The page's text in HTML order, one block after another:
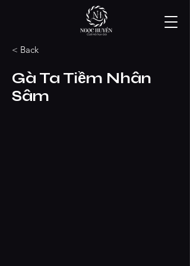
< Back
Gà Ta Tiềm Nhân
Sâm